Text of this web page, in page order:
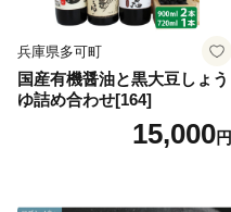
兵庫県多可町
国産有機醤油と黒大豆しょう
ゆ詰め合わせ[164]
15,000円